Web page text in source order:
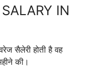
IN
सैलेरी होती है वह
की।